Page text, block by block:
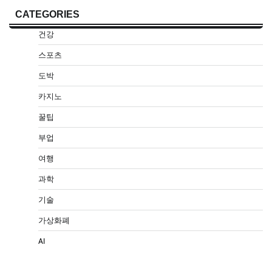
CATEGORIES
건강
스포츠
도박
카지노
꿀팁
부업
여행
과학
기술
가상화폐
AI